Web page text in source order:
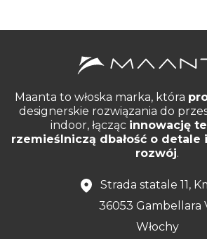
Maanta to włoska marka, która
designerskie rozwiązania do
indoor, łącząc innowację
rzemieślniczą dbałość o detale
rozwój.
Strada statale 11,
36053 Gambellara
Włochy